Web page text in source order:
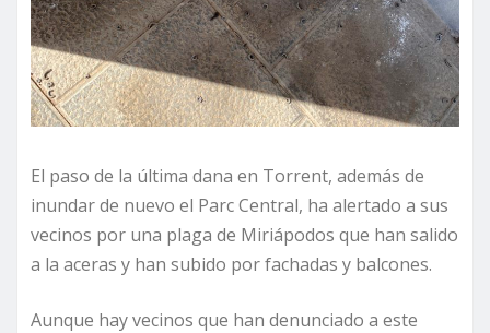
El paso de la última dana en Torrent, además de
inundar de nuevo el Parc Central, ha alertado a sus
vecinos por una plaga de Miriápodos que han salido
a la aceras y han subido por fachadas y balcones.
Aunque hay vecinos que han denunciado a este